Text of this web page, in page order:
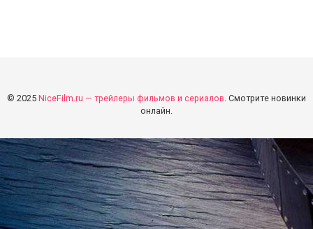
© 2025 NiceFilm.ru — трейлеры фильмов и сериалов. Смотрите новинки
онлайн.